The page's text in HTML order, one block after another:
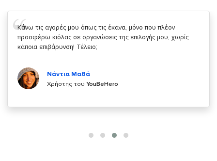
Σας ευχαριστώ που μας δίνετε την δυνατότητα να κάνουμε
κάτι!
Χρήστης τουYouBeHero